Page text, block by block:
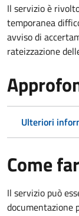
Il servizio è
temporanea
avviso di
rateizzazione
Ulteriori
Come
Il servizio può
documentazione